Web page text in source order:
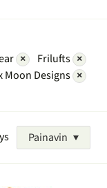
× Frilufts ×
Moon Designs ×
Painavin